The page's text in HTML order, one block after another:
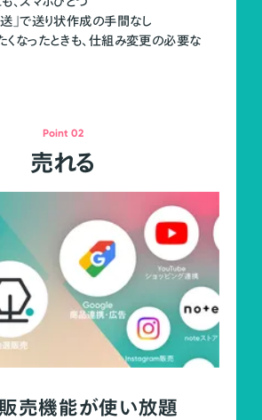
」で送り状作成の手間なし
なったときも、仕組み変更の必要な
Point 02
売れる
販売機能が使い放題